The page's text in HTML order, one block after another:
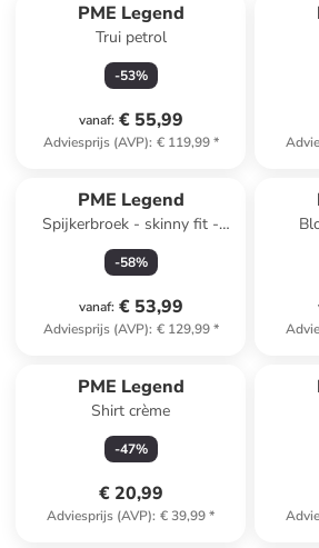
PME Legend
Trui petrol
-53%
vanaf: € 55,99
Adviesprijs (AVP): € 119,99*
PME Legend
Spijkerbroek - skinny fit -
blauw
-58%
vanaf: € 53,99
Adviesprijs (AVP): € 129,99*
PME Legend
Shirt crème
-47%
€ 20,99
Adviesprijs (AVP): € 39,99*